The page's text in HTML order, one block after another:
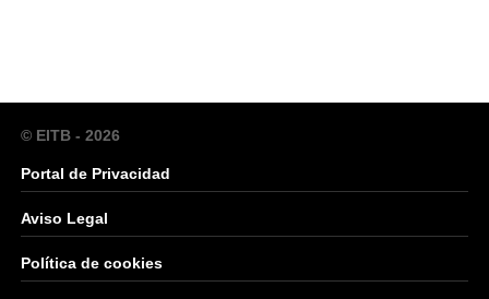
© EITB - 2026
Portal de Privacidad
Aviso Legal
Política de cookies